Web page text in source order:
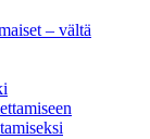
– vältä